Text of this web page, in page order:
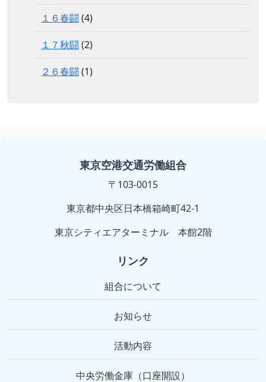
１６春闘 (4)
１７秋闘 (2)
２６春闘 (1)
東京空港交通労働組合
〒103-0015
東京都中央区日本橋箱崎町42-1
東京シティエアターミナル 本館2階
リンク
組合について
お知らせ
活動内容
中央労働金庫（口座開設）